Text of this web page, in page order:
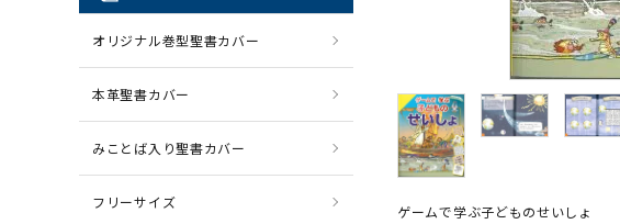
ゲームで学ぶ子どものせいしょ
オリジナル巻型聖書カバー
本革聖書カバー
みことば入り聖書カバー
フリーサイズ